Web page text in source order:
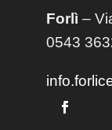
Forlì –
0543